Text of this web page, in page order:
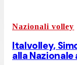
Nazionali volley
Italvolley,
alla Nazionale